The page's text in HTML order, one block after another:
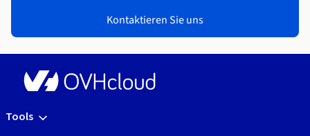
Kontaktieren Sie uns
Tools